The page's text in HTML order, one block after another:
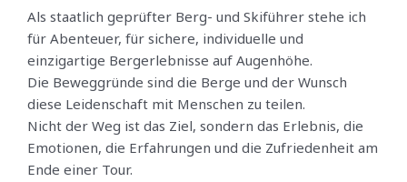
Als staatlich geprüfter Berg- und Skiführer stehe ich
für Abenteuer, für sichere, individuelle und
einzigartige Bergerlebnisse auf Augenhöhe.
Die Beweggründe sind die Berge und der Wunsch
diese Leidenschaft mit Menschen zu teilen.
Nicht der Weg ist das Ziel, sondern das Erlebnis, die
Emotionen, die Erfahrungen und die Zufriedenheit am
Ende einer Tour.